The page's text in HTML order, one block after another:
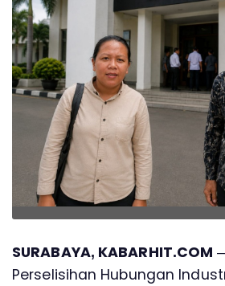
SURABAYA, KABARHIT.COM
Perselisihan Hubungan